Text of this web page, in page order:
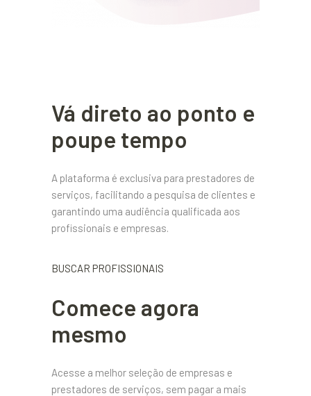
Vá direto ao ponto e
poupe tempo
A plataforma é exclusiva para prestadores de
serviços, facilitando a pesquisa de clientes e
garantindo uma audiência qualificada aos
profissionais e empresas.
BUSCAR PROFISSIONAIS
Comece agora
mesmo
Acesse a melhor seleção de empresas e
prestadores de serviços, sem pagar a mais